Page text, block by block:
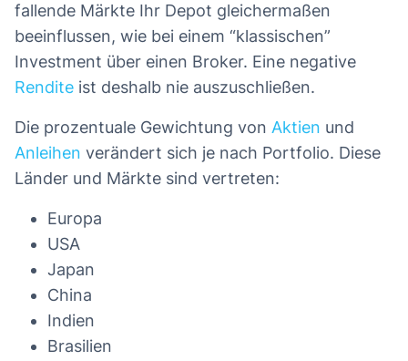
fallende Märkte Ihr Depot gleichermaßen
beeinflussen, wie bei einem “klassischen”
Investment über einen Broker. Eine negative
Rendite ist deshalb nie auszuschließen.
Die prozentuale Gewichtung von Aktien und
Anleihen verändert sich je nach Portfolio. Diese
Länder und Märkte sind vertreten:
Europa
USA
Japan
China
Indien
Brasilien